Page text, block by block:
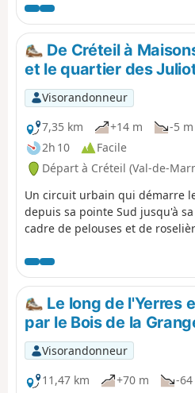
la Marne. Adapter son
la Seine ou de la Marne : voir
informations pratiques.
De Créteil à
et le quartier des
Visorandonneur
7,35 km
+14 m
-5 m
2h 10
Facile
Départ à Créteil (Val-de-
Un circuit urbain qui démarre
depuis sa pointe Sud jusqu'à
cadre de pelouses et de
épis", aux tours cylindriques
l'Université. La fin du parcours
Maisons-Alfort par le quartier
Le long de l'Yerres
par le Bois de la
Visorandonneur
11,47 km
+70 m -